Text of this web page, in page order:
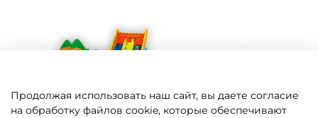
Продолжая использовать наш сайт, вы даете согласие
на обработку файлов cookie, которые обеспечивают